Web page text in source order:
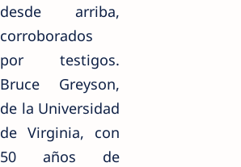
desde arriba,
corroborados
por testigos.
Bruce Greyson,
de la Universidad
de Virginia, con
50 años de